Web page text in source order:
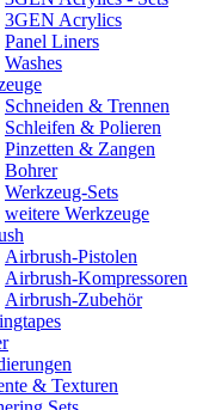
3GEN Acrylics
Panel Liners
Washes
Schneiden & Trennen
Schleifen & Polieren
Pinzetten & Zangen
Bohrer
Werkzeug-Sets
weitere Werkzeuge
Airbrush-Pistolen
Airbrush-Kompressoren
Airbrush-Zubehör
& Texturen